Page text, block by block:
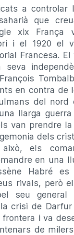
a controlar
que
xix França
i el 1920 el
Francesa. El
seva
en contra de
del nord
llarga
van prendre
dels
els
en una
Habré es
rivals, però
seu general
crisi de
i va
de